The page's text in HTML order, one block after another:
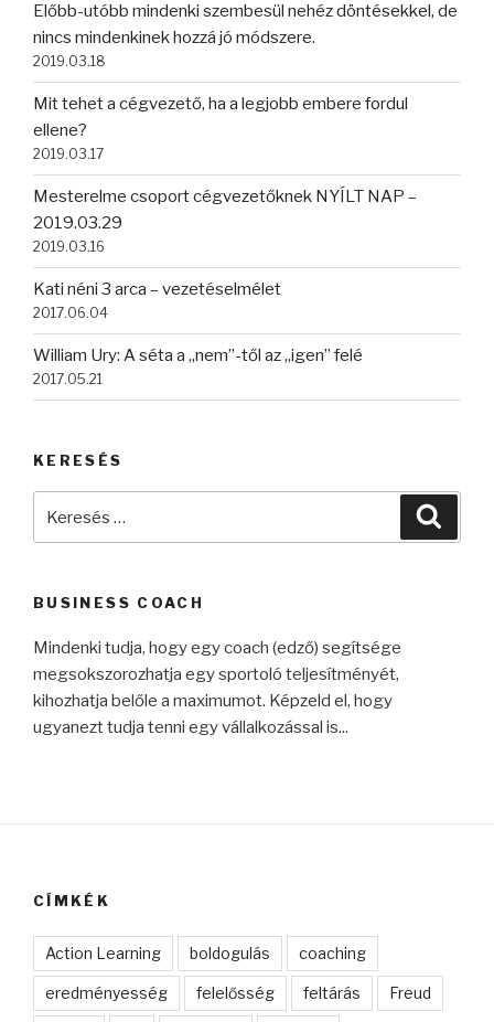
Előbb-utóbb mindenki szembesül nehéz döntésekkel, de
nincs mindenkinek hozzá jó módszere.
2019.03.18
Mit tehet a cégvezető, ha a legjobb embere fordul
ellene?
2019.03.17
Mesterelme csoport cégvezetőknek NYÍLT NAP –
2019.03.29
2019.03.16
Kati néni 3 arca – vezetéselmélet
2017.06.04
William Ury: A séta a „nem”-től az „igen” felé
2017.05.21
KERESÉS
BUSINESS COACH
Mindenki tudja, hogy egy coach (edző) segítsége
megsokszorozhatja egy sportoló teljesítményét,
kihozhatja belőle a maximumot. Képzeld el, hogy
ugyanezt tudja tenni egy vállalkozással is...
CÍMKÉK
Action Learning boldogulás coaching
eredményesség felelősség feltárás Freud